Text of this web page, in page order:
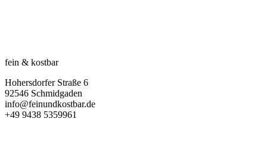
fein & kostbar
Hohersdorfer Straße 6
92546 Schmidgaden
info@feinundkostbar.de
+49 9438 5359961